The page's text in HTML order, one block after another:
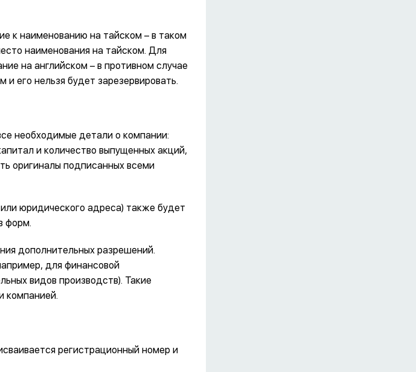
к наименованию на тайском – в таком
наименования на тайском. Для
на английском – в противном случае
его нельзя будет зарезервировать.
необходимые детали о компании:
и количество выпущенных акций,
оригиналы подписанных всеми
юридического адреса) также будет
форм.
дополнительных разрешений.
для финансовой
видов производств). Такие
компанией.
регистрационный номер и